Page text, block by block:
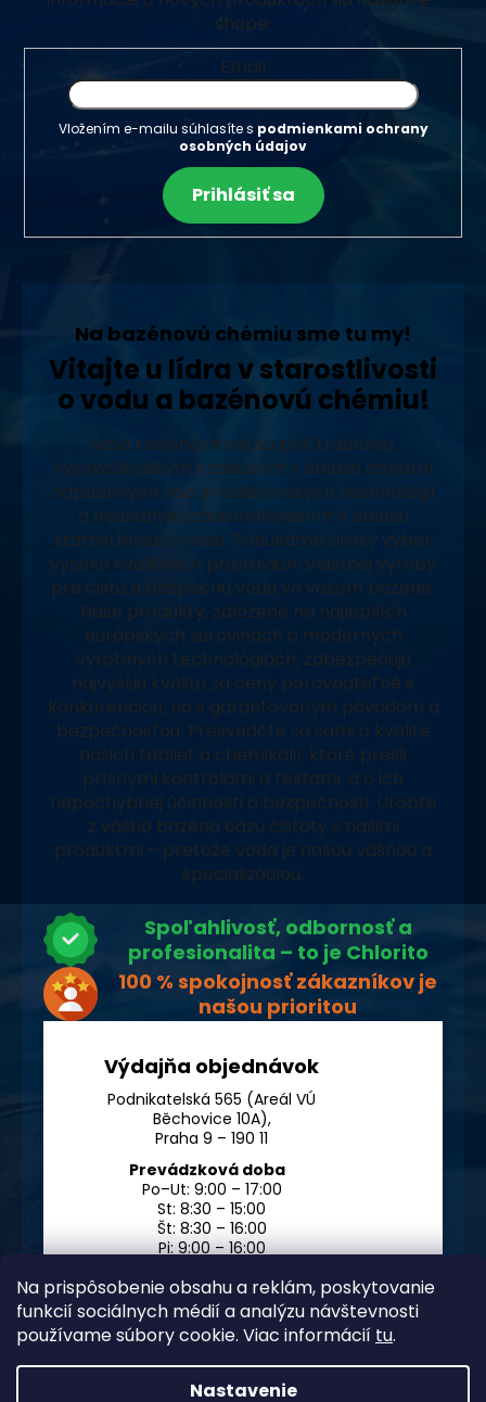
Na prispôsobenie obsahu a reklám, poskytovanie
funkcií sociálnych médií a analýzu návštevnosti
používame súbory cookie. Viac informácií tu.
Nastavenie
shope.
Email
Vložením e-mailu súhlasíte s podmienkami ochrany
osobných údajov
Prihlásiť sa
Na bazénovú chémiu sme tu my!
Vitajte u lídra v starostlivosti
o vodu a bazénovú chémiu!
Naša rodinná firma sa pýši tradíciou,
vysokoškolským vzdelaním v oblasti čistiarní
odpadových vôd a vodárenských technológií
a neustálym zdokonaľovaním v oblasti
starostlivosti o vodu. Ponúkame široký výber
vysoko kvalitných prípravkov vlastnej výroby
pre čistú a bezpečnú vodu vo vašom bazéne.
Naše produkty, založené na najlepších
európskych surovinách a moderných
výrobných technológiách, zabezpečujú
najvyššiu kvalitu za ceny porovnateľné s
konkurenciou, no s garantovaným pôvodom a
bezpečnosťou. Presvedčte sa sami o kvalite
našich tabliet a chemikálií, ktoré prešli
prísnymi kontrolami a testami, a o ich
nepochybnej účinnosti a bezpečnosti. Urobte
z vášho bazéna oázu čistoty s našimi
produktmi – pretože voda je našou vášňou a
špecializáciou.
Spoľahlivosť, odbornosť a
profesionalita – to je Chlorito
100 % spokojnosť zákazníkov je
našou prioritou
Výdajňa objednávok
Podnikatelská 565 (Areál VÚ
Běchovice 10A),
Praha 9 – 190 11
Prevádzková doba
Po–Ut: 9:00 – 17:00
St: 8:30 – 15:00
Št: 8:30 – 16:00
Pi: 9:00 – 16:00